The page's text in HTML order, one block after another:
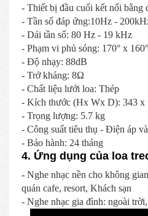
- Thiết bị đầu cuối kết nối bằng
- Tần số đáp ứng:10Hz -
- Dải tần số: 80 Hz - 19 kHz
- Phạm vi phủ sóng: 170° x 160°
- Độ nhạy: 88dB
- Trở kháng: 8Ω
- Chất liệu lưới loa: Thép
- Kích thước (Hx Wx D): 343 x
- Trọng lượng: 5.7 kg
- Công suất tiêu thụ - Điện áp
- Bảo hành: 24 tháng
4. Ứng dụng của loa
- Nghe nhạc nền cho không
quán cafe, resort, Khách sạn
- Nghe nhạc gia đình: ngoài